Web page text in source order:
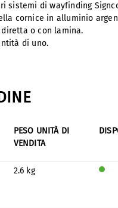
sistemi di wayfinding
cornice in alluminio
o con lamina.
di uno.
PESO UNITÀ DI
VENDITA
2.6 kg